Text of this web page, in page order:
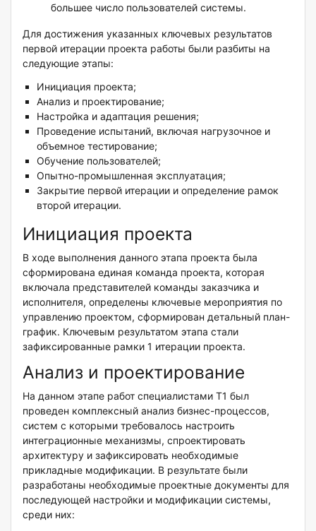
большее число пользователей системы.
Для достижения указанных ключевых результатов
первой итерации проекта работы были разбиты на
следующие этапы:
Инициация проекта;
Анализ и проектирование;
Настройка и адаптация решения;
Проведение испытаний, включая нагрузочное и
объемное тестирование;
Обучение пользователей;
Опытно-промышленная эксплуатация;
Закрытие первой итерации и определение рамок
второй итерации.
Инициация проекта
В ходе выполнения данного этапа проекта была
сформирована единая команда проекта, которая
включала представителей команды заказчика и
исполнителя, определены ключевые мероприятия по
управлению проектом, сформирован детальный план-
график. Ключевым результатом этапа стали
зафиксированные рамки 1 итерации проекта.
Анализ и проектирование
На данном этапе работ специалистами Т1 был
проведен комплексный анализ бизнес-процессов,
систем с которыми требовалось настроить
интеграционные механизмы, спроектировать
архитектуру и зафиксировать необходимые
прикладные модификации. В результате были
разработаны необходимые проектные документы для
последующей настройки и модификации системы,
среди них: